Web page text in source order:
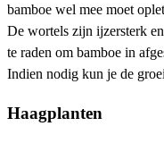
bamboe wel mee moet
De wortels zijn ijzersterk
te raden om bamboe in
Indien nodig kun je de
Haagplanten